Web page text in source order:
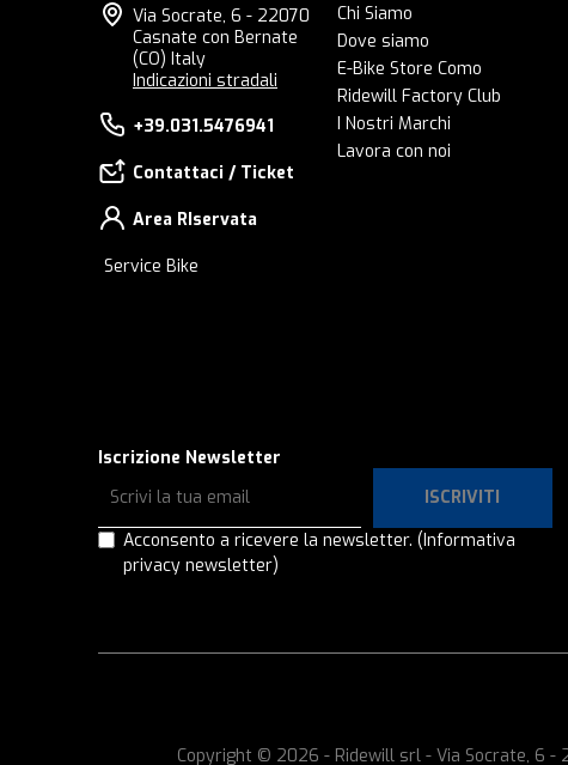
Via Socrate, 6 - 22070
Casnate con Bernate
(CO) Italy
Indicazioni stradali
+39.031.5476941
Contattaci / Ticket
Area RIservata
Service Bike
Chi Siamo
Dove siamo
E-Bike Store Como
Ridewill Factory Club
I Nostri Marchi
Lavora con noi
Iscrizione Newsletter
ISCRIVITI
Acconsento a ricevere la newsletter. (Informativa
privacy newsletter)
Copyright © 2026 - Ridewill srl - Via Socrate, 6 -